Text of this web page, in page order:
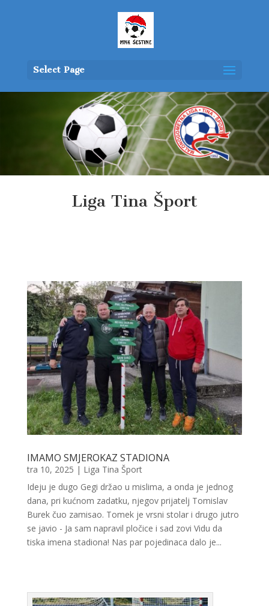
Select Page
Liga Tina Šport
IMAMO SMJEROKAZ STADIONA
tra 10, 2025 | Liga Tina Šport
Ideju je dugo Gegi držao u mislima, a onda je jednog
dana, pri kućnom zadatku, njegov prijatelj Tomislav
Burek čuo zamisao. Tomek je vrsni stolar i drugo jutro
se javio - Ja sam napravil pločice i sad zovi Vidu da
tiska imena stadiona! Nas par pojedinaca dalo je...